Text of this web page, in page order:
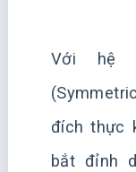
Với hệ
đích thực
bắt đỉnh